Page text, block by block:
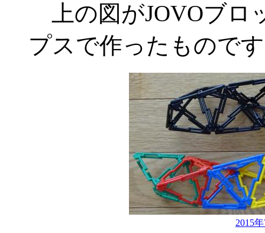
上の図がJOVOブロ
プスで作ったもので
2015